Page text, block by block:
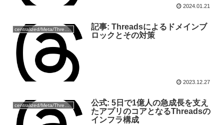
2024.01.21
centralized/Meta/Threads
記事: Threadsによるドメインブ
ロックとその対策
2023.12.27
centralized/Meta/Threads
公式: 5日で1億人の急成長を支え
たアプリのコアとなるThreadsの
インフラ構成